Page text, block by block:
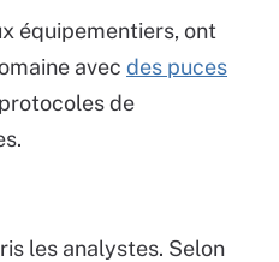
équipementiers, ont
avec des puces
de
les analystes. Selon